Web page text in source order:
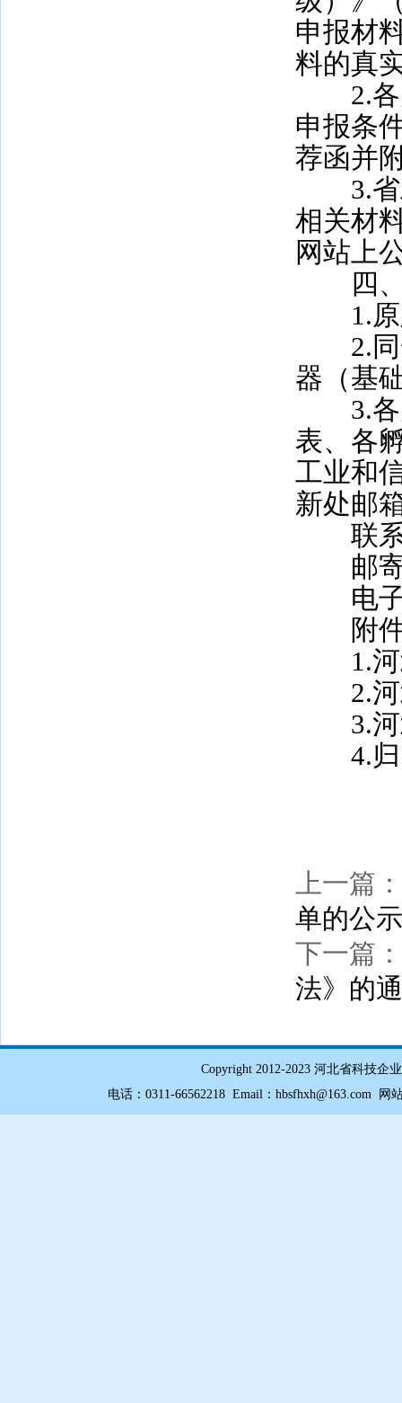
申报材
料的真
2.各归
申报条
荐函并
3.省工
相关材
网站上
四、
1.原则
2.同一
器（基
3.各归
表、各
工业和
新处邮
联系
邮寄
电子
附件
1.
2.
3.
4.
上一篇：
单的公示
下一篇：
法》的
Copyright 2012-2023 河北省科技企
电话：0311-66562218 Email：hbsfhxh@163.com 网